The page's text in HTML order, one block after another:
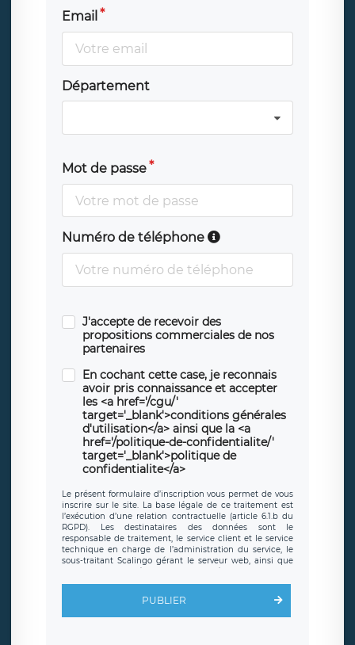
Email
Département
Mot de passe
Numéro de téléphone
J'accepte de recevoir des
propositions commerciales de nos
partenaires
En cochant cette case, je reconnais
avoir pris connaissance et accepter
les <a href='/cgu/'
target='_blank'>conditions générales
d'utilisation</a> ainsi que la <a
href='/politique-de-confidentialite/'
target='_blank'>politique de
confidentialite</a>
Le présent formulaire d’inscription vous permet de vous
inscrire sur le site. La base légale de ce traitement est
l’exécution d’une relation contractuelle (article 6.1.b du
RGPD). Les destinataires des données sont le
responsable de traitement, le service client et le service
technique en charge de l’administration du service, le
sous-traitant Scalingo gérant le serveur web, ainsi que
toute personne légalement autorisée. Le formulaire
d’inscription est hébergé sur un serveur hébergé par
clauses de
protection conformes au RGPD
. Les données collectées
sont conservées jusqu’à ce que l’Internaute en sollicite la
PUBLIER